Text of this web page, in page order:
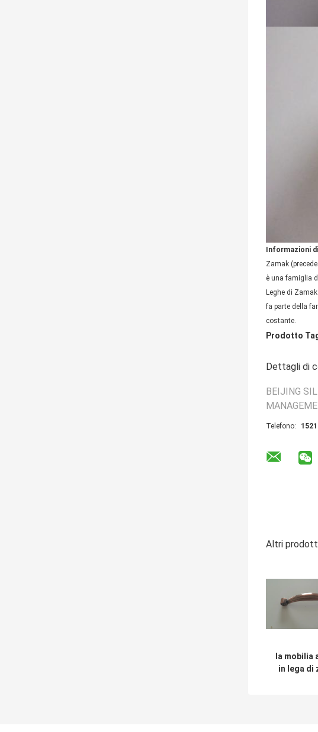
Informazioni
Zamak
è una famiglia
Leghe di Zamak
fa parte della
costante.
Prodotto
Dettagli di
BEIJING
Telefono:
Altri
la mobilia
in lega di